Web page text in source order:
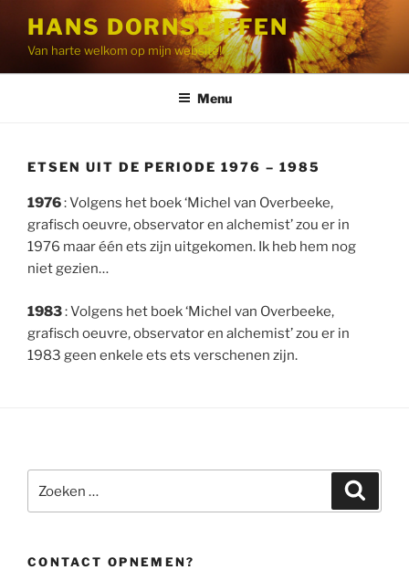
inhoud
HANS DORNSEIFFEN
Van harte welkom op mijn website!
Menu
ETSEN UIT DE PERIODE 1976 – 1985
1976: Volgens het boek ‘Michel van Overbeeke,
grafisch oeuvre, observator en alchemist’ zou er in
1976 maar één ets zijn uitgekomen. Ik heb hem nog
niet gezien…
1983: Volgens het boek ‘Michel van Overbeeke,
grafisch oeuvre, observator en alchemist’ zou er in
1983 geen enkele ets ets verschenen zijn.
naar:
CONTACT OPNEMEN?